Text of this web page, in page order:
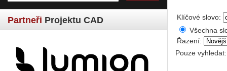
Partneři Projektu CAD
Klíčové slovo:
Všechna
Řazení:
Pouze